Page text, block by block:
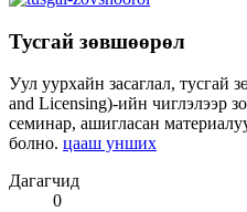
Тусгай зөвшөөрөл
Уул уурхайн засаглал, тусгай
and Licensing)-ийн чиглэлээр
семинар, ашигласан
болно. цааш унших
Дагагчид
0